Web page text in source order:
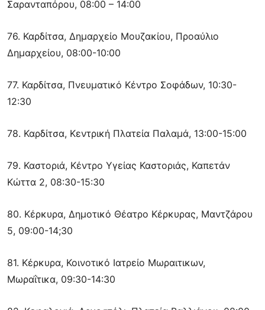
Σαρανταπόρου, 08:00 – 14:00
76. Καρδίτσα, Δημαρχείο Μουζακίου, Προαύλιο
Δημαρχείου, 08:00-10:00
77. Καρδίτσα, Πνευματικό Κέντρο Σοφάδων, 10:30-
12:30
78. Καρδίτσα, Κεντρική Πλατεία Παλαμά, 13:00-15:00
79. Καστοριά, Κέντρο Υγείας Καστοριάς, Καπετάν
Κώττα 2, 08:30-15:30
80. Κέρκυρα, Δημοτικό Θέατρο Κέρκυρας, Μαντζάρου
5, 09:00-14;30
81. Κέρκυρα, Κοινοτικό Ιατρείο Μωραιτικων,
Μωραΐτικα, 09:30-14:30